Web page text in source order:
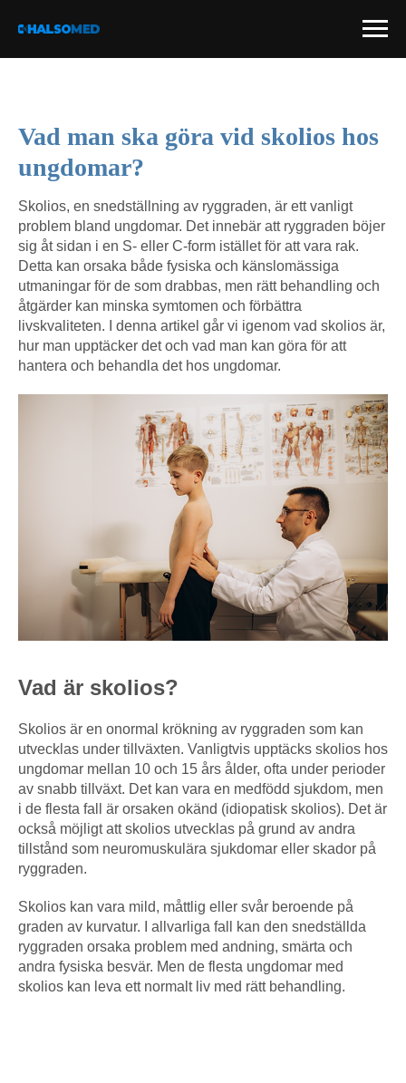
Vad man ska göra vid skolios hos
ungdomar?
Skolios, en snedställning av ryggraden, är ett vanligt
problem bland ungdomar. Det innebär att ryggraden böjer
sig åt sidan i en S- eller C-form istället för att vara rak.
Detta kan orsaka både fysiska och känslomässiga
utmaningar för de som drabbas, men rätt behandling och
åtgärder kan minska symtomen och förbättra
livskvaliteten. I denna artikel går vi igenom vad skolios är,
hur man upptäcker det och vad man kan göra för att
hantera och behandla det hos ungdomar.
Vad är skolios?
Skolios är en onormal krökning av ryggraden som kan
utvecklas under tillväxten. Vanligtvis upptäcks skolios hos
ungdomar mellan 10 och 15 års ålder, ofta under perioder
av snabb tillväxt. Det kan vara en medfödd sjukdom, men
i de flesta fall är orsaken okänd (idiopatisk skolios). Det är
också möjligt att skolios utvecklas på grund av andra
tillstånd som neuromuskulära sjukdomar eller skador på
ryggraden.
Skolios kan vara mild, måttlig eller svår beroende på
graden av kurvatur. I allvarliga fall kan den snedställda
ryggraden orsaka problem med andning, smärta och
andra fysiska besvär. Men de flesta ungdomar med
skolios kan leva ett normalt liv med rätt behandling.